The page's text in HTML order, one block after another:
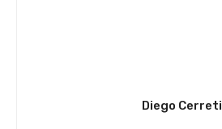
Diego Cerreti